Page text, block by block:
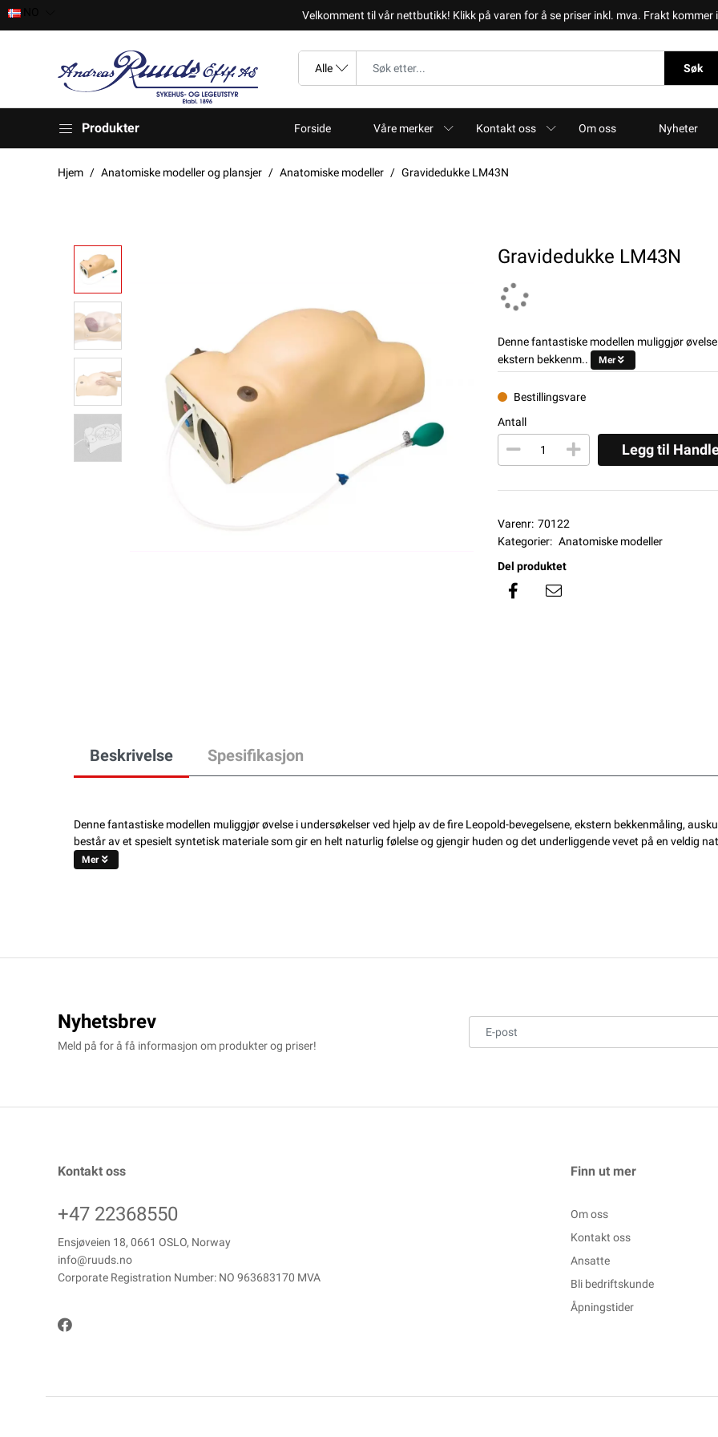
Velkomment til vår nettbutikk! Klikk på varen for å se priser inkl. mva. Frakt kommer
Søk
Produkter Forside Våre merker Kontakt oss Om oss Nyheter
Hjem Anatomiske modeller og plansjer Anatomiske modeller Gravidedukke LM43N
Gravidedukke LM43N
Denne fantastiske modellen muliggjør
ekstern bekkenm..
Mer
Bestillingsvare
Antall
Legg til
Varenr: 70122
Kategorier: Anatomiske modeller
Del produktet
Beskrivelse Spesifikasjon
Denne fantastiske modellen muliggjør øvelse i undersøkelser ved hjelp av de fire Leopold-bevegelsene, ekstern bekkenmåling,
består av et spesielt syntetisk materiale som gir en helt naturlig følelse og gjengir huden og det underliggende vevet på en veldig
Mer
Nyhetsbrev
Meld på for å få informasjon om produkter og priser!
Kontakt oss
+47 22368550
Ensjøveien 18, 0661 OSLO, Norway
info@ruuds.no
Corporate Registration Number: NO 963683170 MVA
Finn ut mer
Om oss
Kontakt oss
Ansatte
Bli bedriftskunde
Åpningstider